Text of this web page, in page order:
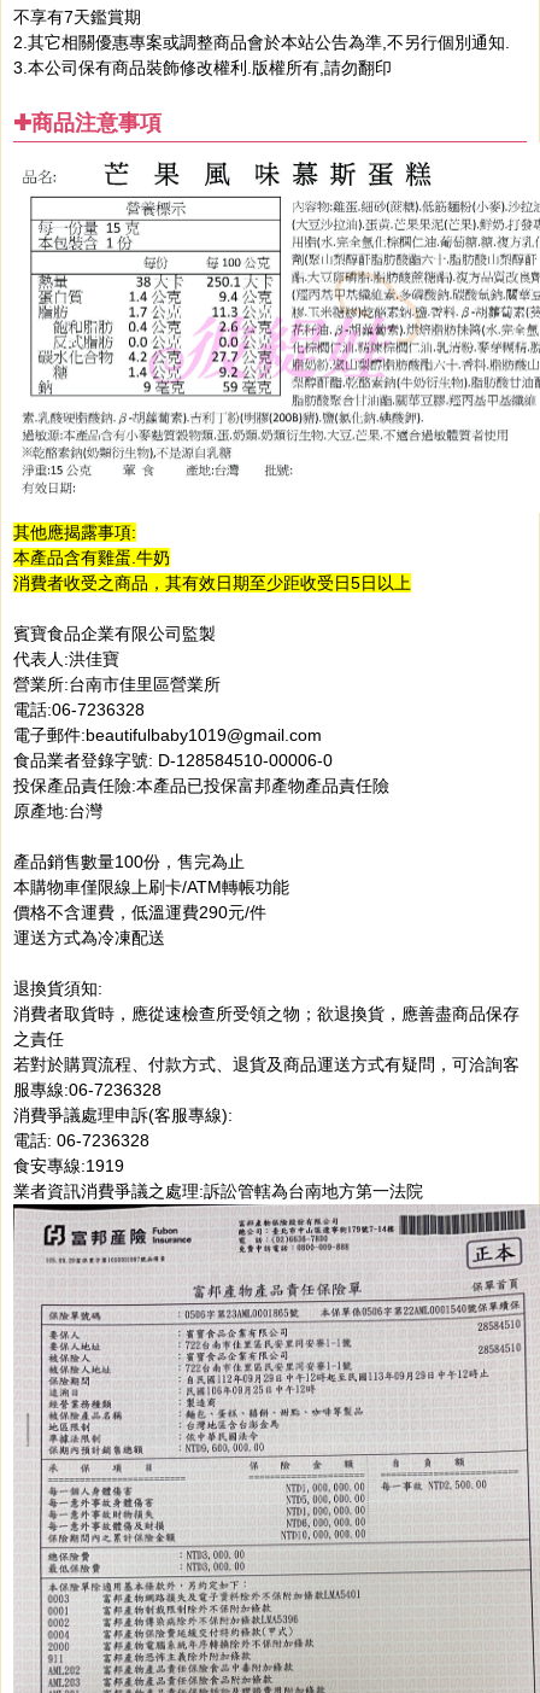
不享有7天鑑賞期
2.其它相關優惠專案或調整商品會於本站公告為準,不另行個別通知.
3.本公司保有商品裝飾修改權利.版權所有,請勿翻印
✚商品注意事項
其他應揭露事項:
本產品含有雞蛋.牛奶
消費者收受之商品，其有效日期至少距收受日5日以上
賓寶食品企業有限公司監製
代表人:洪佳寶
營業所:台南市佳里區營業所
電話:06-7236328
電子郵件:beautifulbaby1019@gmail.com
食品業者登錄字號: D-128584510-00006-0
投保產品責任險:本產品已投保富邦產物產品責任險
原產地:台灣
產品銷售數量100份，售完為止
本購物車僅限線上刷卡/ATM轉帳功能
價格不含運費，低溫運費290元/件
運送方式為冷凍配送
退換貨須知:
消費者取貨時，應從速檢查所受領之物；欲退換貨，應善盡商品保存
之責任
若對於購買流程、付款方式、退貨及商品運送方式有疑問，可洽詢客
服專線:06-7236328
消費爭議處理申訴(客服專線):
電話: 06-7236328
食安專線:1919
業者資訊消費爭議之處理:訴訟管轄為台南地方第一法院